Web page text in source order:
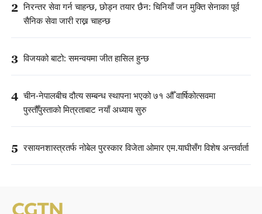
2 निरन्तर सेवा गर्न चाहन्छ, छोड्न तयार छैन: चिनियाँ जन मुक्ति सेनाका पूर्व
सैनिक सेवा जारी राख्न चाहन्छ
3 विजयको बाटो: समन्वयमा जीत हासिल हुन्छ
4 चीन-नेपालबीच दौत्य सम्बन्ध स्थापना भएको ७१ औँ वार्षिकोत्सवमा
पुस्तौँपुस्ताको मित्रताबाट नयाँ अध्याय सुरु
5 रसायनशास्त्रतर्फ नोबेल पुरस्कार विजेता ओमार एम.याघीसँग विशेष अन्तर्वार्ता